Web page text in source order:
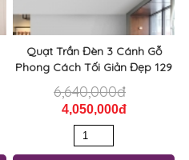
Quạt Trần Đèn 3 Cánh Gỗ
Phong Cách Tối Giản Đẹp 129
6,640,000đ
4,050,000đ